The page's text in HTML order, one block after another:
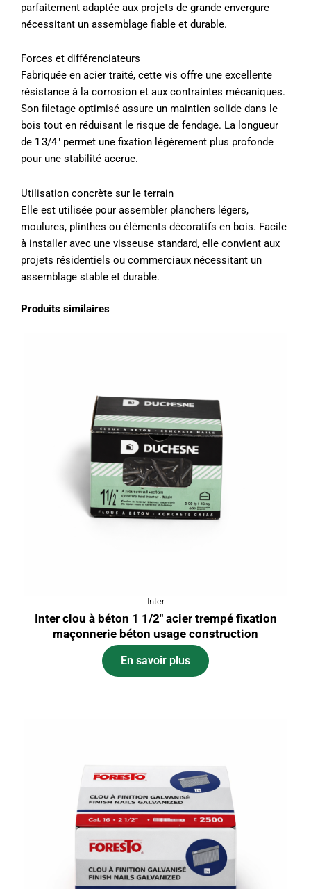
parfaitement adaptée aux projets de grande envergure
nécessitant un assemblage fiable et durable.
Forces et différenciateurs
Fabriquée en acier traité, cette vis offre une excellente
résistance à la corrosion et aux contraintes mécaniques.
Son filetage optimisé assure un maintien solide dans le
bois tout en réduisant le risque de fendage. La longueur
de 1 3/4″ permet une fixation légèrement plus profonde
pour une stabilité accrue.
Utilisation concrète sur le terrain
Elle est utilisée pour assembler planchers légers,
moulures, plinthes ou éléments décoratifs en bois. Facile
à installer avec une visseuse standard, elle convient aux
projets résidentiels ou commerciaux nécessitant un
assemblage stable et durable.
Produits similaires
Inter
Inter clou à béton 1 1/2″ acier trempé fixation
maçonnerie béton usage construction
En savoir plus